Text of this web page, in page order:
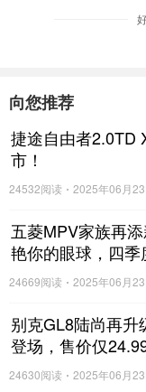
舒适的出行经历,表
向您推荐
捷途自由者2.0TD
市！
24532阅读 2025年06月23
五菱MPV家族再
艳你的眼球，四
来选择！
24669阅读 2025年06月23
别克GL8陆尚再
登场，售价仅
24630阅读 2025年06月23